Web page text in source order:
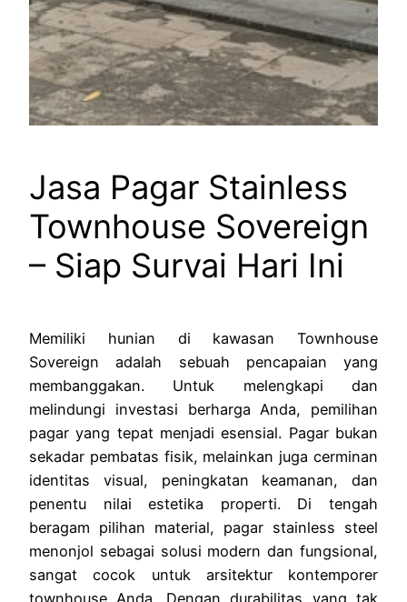
Jasa Pagar Stainless
Townhouse Sovereign
– Siap Survai Hari Ini
Memiliki hunian di kawasan Townhouse
Sovereign adalah sebuah pencapaian yang
membanggakan. Untuk melengkapi dan
melindungi investasi berharga Anda, pemilihan
pagar yang tepat menjadi esensial. Pagar bukan
sekadar pembatas fisik, melainkan juga cerminan
identitas visual, peningkatan keamanan, dan
penentu nilai estetika properti. Di tengah
beragam pilihan material, pagar stainless steel
menonjol sebagai solusi modern dan fungsional,
sangat cocok untuk arsitektur kontemporer